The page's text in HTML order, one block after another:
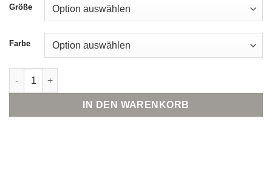
Größe
Farbe
Rich & Royal Cozy Crew Vest rec Menge
IN DEN WARENKORB